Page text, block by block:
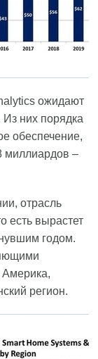
ожидают
них порядка
обеспечение,
миллиардов –
отрасль
есть вырастет
годом.
Америка,
регион.